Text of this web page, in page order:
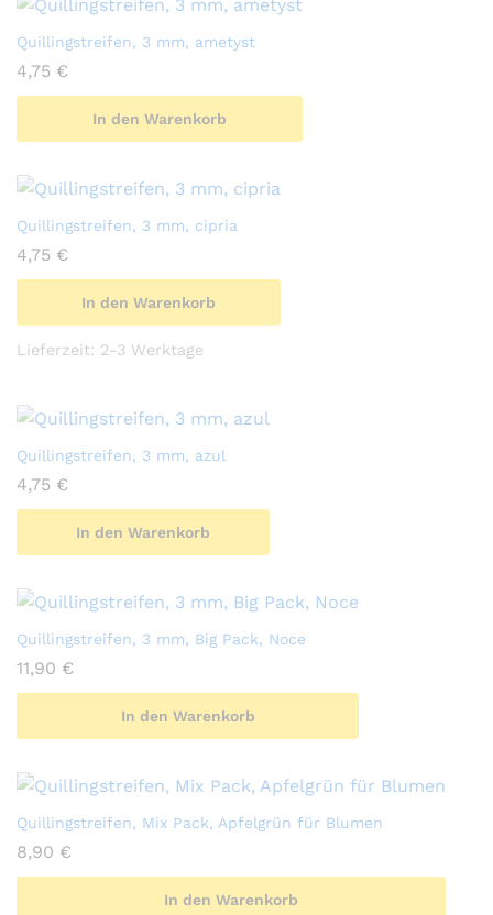
Quillingstreifen, 3 mm, ametyst
4,75 €
In den Warenkorb
Quillingstreifen, 3 mm, cipria
4,75 €
In den Warenkorb
Lieferzeit: 2-3 Werktage
Quillingstreifen, 3 mm, azul
4,75 €
In den Warenkorb
Quillingstreifen, 3 mm, Big Pack, Noce
11,90 €
In den Warenkorb
Quillingstreifen, Mix Pack, Apfelgrün für Blumen
8,90 €
In den Warenkorb